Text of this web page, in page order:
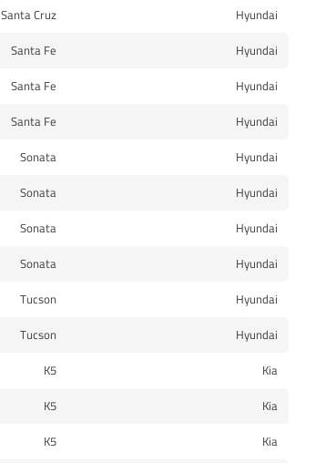
Hyundai
Santa Cruz
Hyundai
Santa Fe
Hyundai
Santa Fe
Hyundai
Santa Fe
Hyundai
Sonata
Hyundai
Sonata
Hyundai
Sonata
Hyundai
Sonata
Hyundai
Tucson
Hyundai
Tucson
Kia
K5
Kia
K5
Kia
K5